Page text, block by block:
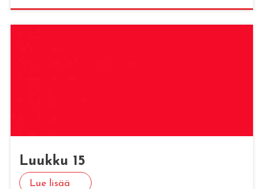
Luuk­ku 15
Lue lisää